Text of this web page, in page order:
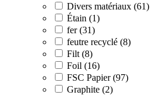
Divers matériaux (61)
Étain (1)
fer (31)
feutre recyclé (8)
Filt (8)
Foil (16)
FSC Papier (97)
Graphite (2)